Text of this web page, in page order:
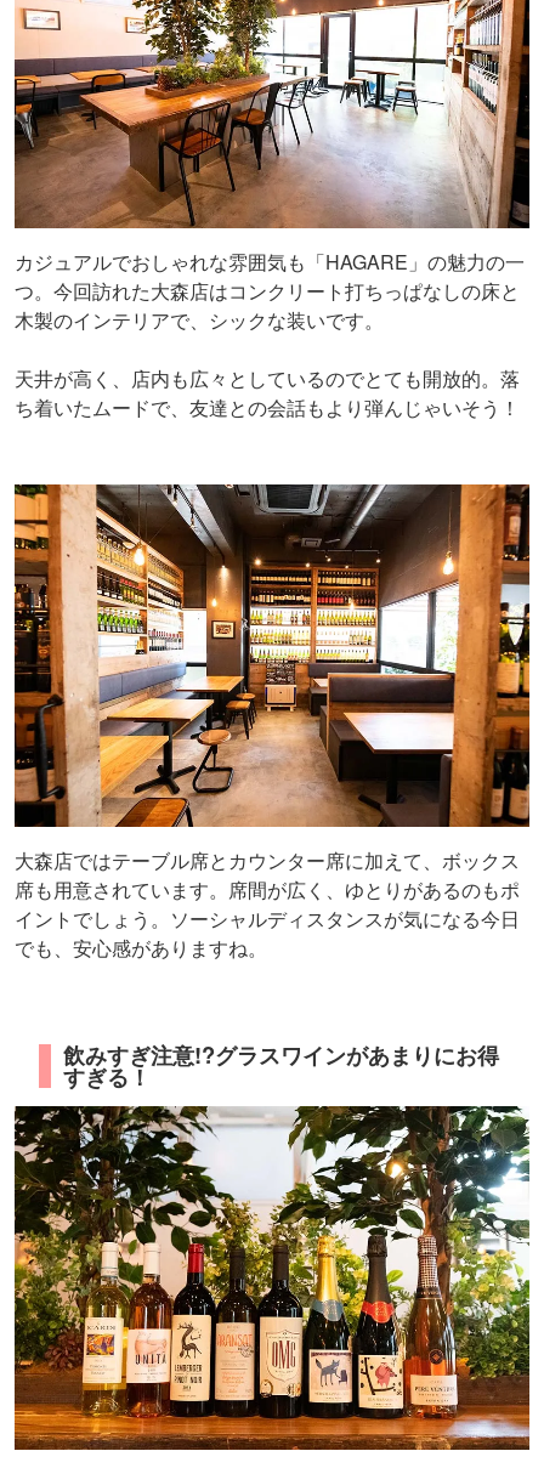
カジュアルでおしゃれな雰囲気も「HAGARE」の魅力の一
つ。今回訪れた大森店はコンクリート打ちっぱなしの床と
木製のインテリアで、シックな装いです。
天井が高く、店内も広々としているのでとても開放的。落
ち着いたムードで、友達との会話もより弾んじゃいそう！
大森店ではテーブル席とカウンター席に加えて、ボックス
席も用意されています。席間が広く、ゆとりがあるのもポ
イントでしょう。ソーシャルディスタンスが気になる今日
でも、安心感がありますね。
飲みすぎ注意!?グラスワインがあまりにお得
すぎる！